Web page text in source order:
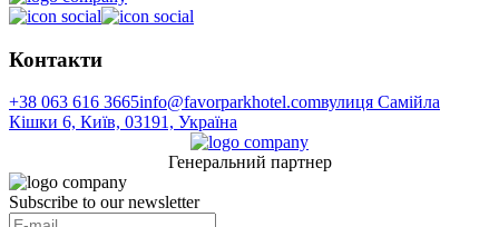
Контакти
+38 063 616 3665info@favorparkhotel.comвулиця Самійла
Кішки 6, Київ, 03191, Україна
Генеральний партнер
Subscribe to our newsletter